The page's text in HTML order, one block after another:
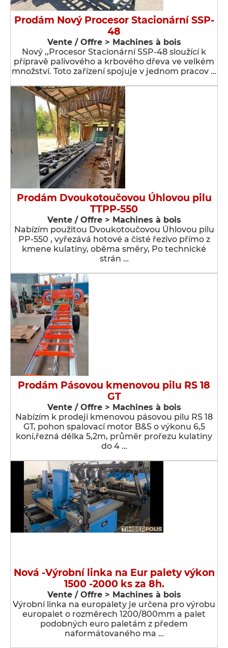
Prodám Nový Procesor Stacionární SSP-
48
Vente / Offre > Machines à bois
Nový ,,Procesor Stacionární SSP-48 sloužící k
přípravě palivového a krbového dřeva ve velkém
množství. Toto zařízení spojuje v jednom pracov …
Prodám Dvoukotoučovou Úhlovou pilu
TTPP-550
Vente / Offre > Machines à bois
Nabízím použitou Dvoukotoučovou Úhlovou pilu
PP-550 , vyřezává hotové a čisté řezivo přímo z
kmene kulatiny, oběma směry, Po technické
strán …
Prodám Pásovou kmenovou pilu RS 18
GT
Vente / Offre > Machines à bois
Nabízím k prodeji kmenovou pásovou pilu RS 18
GT, pohon spalovací motor B&S o výkonu 6,5
koní,řezná délka 5,2m, průměr prořezu kulatiny
do 4 …
Nová -Výrobní linka na Eur palety výkon
1500 -2000 ks za 8h.
Vente / Offre > Machines à bois
Výrobní linka na europalety je určena pro výrobu
europalet o rozměrech 1200/800mm a palet
podobných euro paletám z předem
naformátovaného ma …